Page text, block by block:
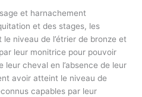
et harnachement
et des stages, les
niveau de l’étrier de bronze et
leur monitrice pour pouvoir
leur cheval en l’absence de leur
avoir atteint le niveau de
capables par leur